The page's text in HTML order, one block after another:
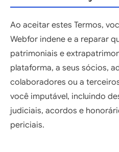
Ao aceitar estes Termos,
Webfor indene e a reparar
patrimoniais e
plataforma, a seus sócios,
colaboradores ou a
você imputável, incluindo
judiciais, acordos e
periciais.